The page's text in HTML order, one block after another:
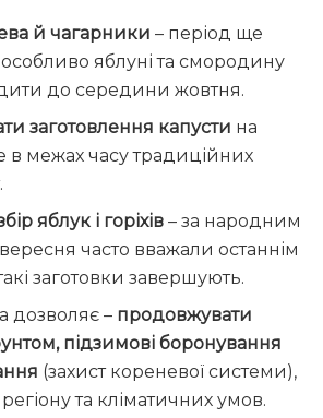
й чагарники – період ще
яблуні та смородину
до середини жовтня.
заготовлення капусти на
в межах часу традиційних
яблук і горіхів – за народним
часто вважали останнім
заготовки завершують.
дозволяє – продовжувати
підзимові боронування
(захист кореневої системи),
та кліматичних умов.